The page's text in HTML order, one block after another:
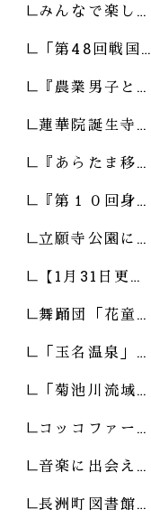
みんなで楽し…
「第48回戦国…
『農業男子と…
蓮華院誕生寺…
『あらたま移…
『第１０回身…
立願寺公園に…
【1月31日更…
舞踊団「花童…
「玉名温泉」…
「菊池川流域…
コッコファー…
音楽に出会え…
長洲町図書館…